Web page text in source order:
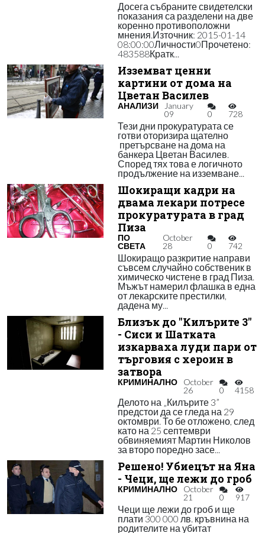
Досега събраните свидетелски
показания са разделени на две
коренно противоположни
мнения.Източник: 2015-01-14
08:00:00Личности0Прочетено:
483588Кратк...
Изземват ценни
картини от дома на
Цветан Василев
АНАЛИЗИ
January
09
0 728
Тези дни прокуратурата се
готви оторизира щателно
претърсване на дома на
банкера Цветан Василев.
Според тях това е логичното
продължение на изземване...
Шокиращи кадри на
двама лекари потресе
прокуратурата в град
Пиза
ПО
СВЕТА
October
28
0 742
Шокиращо разкритие направи
съвсем случайно собственик в
химическо чистене в град Пиза.
Мъжът намерил флашка в една
от лекарските престилки,
дадена му...
Близък до "Килърите 3"
- Сиси и Шатката
изкарваха луди пари от
търговия с хероин в
затвора
КРИМИНАЛНО
October
26
0 4158
Делото на „Килърите 3”
предстои да се гледа на 29
октомври. То бе отложено, след
като на 25 септември
обвиняемият Мартин Николов
за второ поредно засе...
Решено! Убиецът на Яна
- Чеци, ще лежи до гроб
КРИМИНАЛНО
October
21
0 917
Чеци ще лежи до гроб и ще
плати 300 000 лв. кръвнина на
родителите на убитат